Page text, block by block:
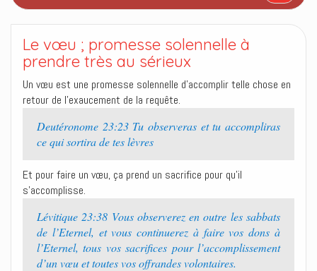
Le vœu ; promesse solennelle à
prendre très au sérieux
Un vœu est une promesse solennelle d’accomplir telle chose en
retour de l’exaucement de la requête.
Deutéronome 23:23 Tu observeras et tu accompliras
ce qui sortira de tes lèvres
Et pour faire un vœu, ça prend un sacrifice pour qu’il
s’accomplisse.
Lévitique 23:38 Vous observerez en outre les sabbats
de l’Eternel, et vous continuerez à faire vos dons à
l’Eternel, tous vos sacrifices pour l’accomplissement
d’un vœu et toutes vos offrandes volontaires.